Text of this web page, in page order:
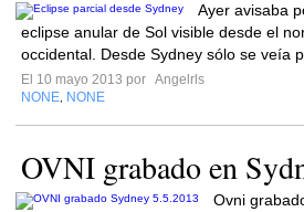
Ayer avisaba
eclipse anular de Sol visible desde el
occidental. Desde Sydney sólo se veía
El 10 mayo 2013 por Angelrls
NONE NONE
OVNI grabado en
Ovni